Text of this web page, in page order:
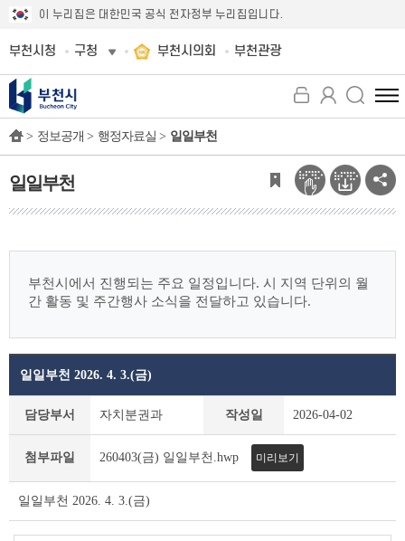
이 누리집은 대한민국 공식 전자정부 누리집입니다.
부천시청 구청 부천시의회 부천관광
전
체
뉴
보
기
> 정보공개 > 행정자료실 > 일일부천
일일부천
부천시에서 진행되는 주요 일정입니다. 시 지역 단위의 월
간 활동 및 주간행사 소식을 전달하고 있습니다.
상
세
회
일일부천 2026. 4. 3.(금)
담당부서 자치분권과 작성일 2026-04-02
첨부파일 260403(금) 일일부천.hwp 미리보기
일일부천 2026. 4. 3.(금)